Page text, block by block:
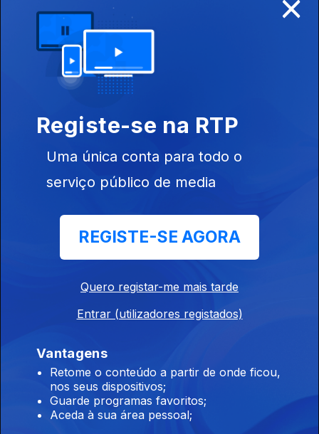
16 jun. 2026
Fernando Alvim recebe a bióloga e autora do livro "Isto não
15 jun. 2026
Fernando Alvim recebe o autor do livro "O Vício dos Fundos
Europeus".
Elisabete Cunha
Viajámos até à Austrália para conhecer a portuguesa Elisabete
se Passa acima das Nossas Cabeças".
Las Ketchup
Fernando Alvim conversa com as espanholas Las Ketchup.
¡Asereje!
Registe-se na RTP
Uma única conta para todo o
serviço público de media
REGISTE-SE AGORA
Quero registar-me mais tarde
Entrar (utilizadores registados)
Vantagens
Retome o conteúdo a partir de onde ficou,
nos seus dispositivos;
Guarde programas favoritos;
Aceda à sua área pessoal;